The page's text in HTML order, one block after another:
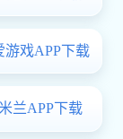
各
查看详情
材、
内实
符合